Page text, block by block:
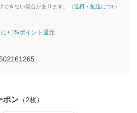
できない場合があります。（送料・配送につい
+1%ポイント還元
ポン （2枚）